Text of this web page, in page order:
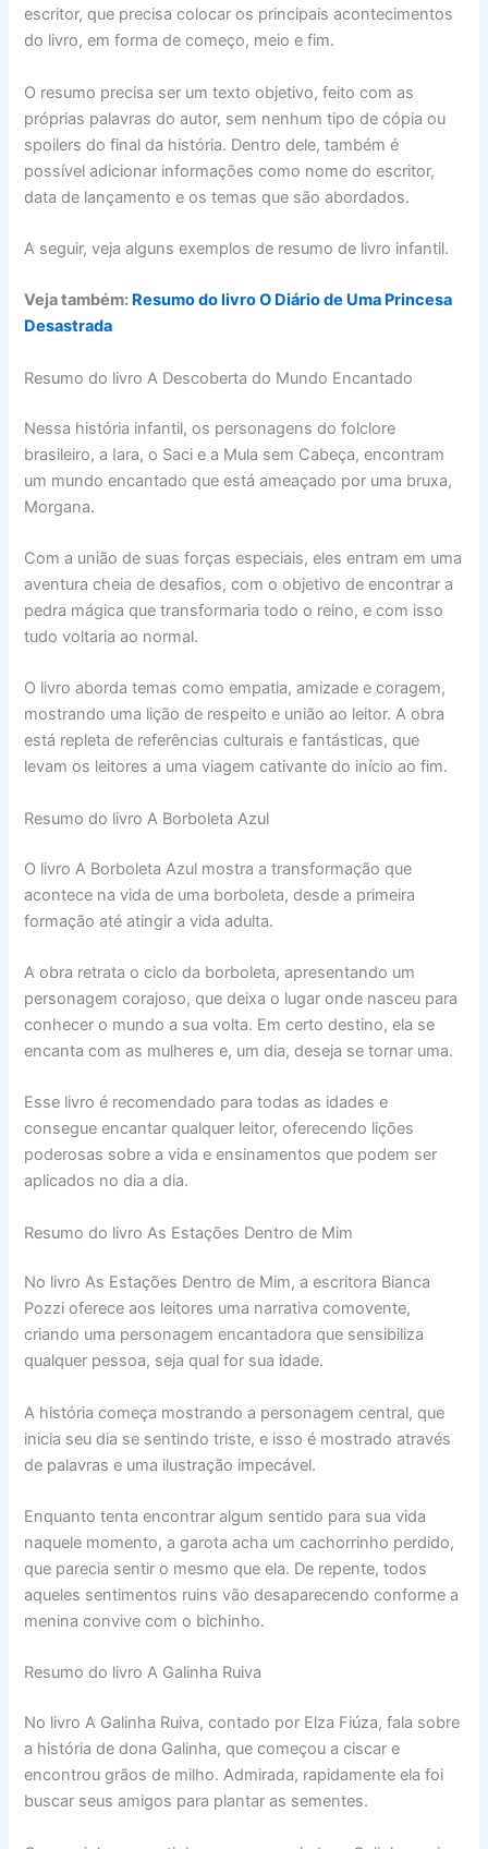
escritor, que precisa colocar os principais acontecimentos
do livro, em forma de começo, meio e fim.
O resumo precisa ser um texto objetivo, feito com as
próprias palavras do autor, sem nenhum tipo de cópia ou
spoilers do final da história. Dentro dele, também é
possível adicionar informações como nome do escritor,
data de lançamento e os temas que são abordados.
A seguir, veja alguns exemplos de resumo de livro infantil.
Veja também: Resumo do livro O Diário de Uma Princesa
Desastrada
Resumo do livro A Descoberta do Mundo Encantado
Nessa história infantil, os personagens do folclore
brasileiro, a Iara, o Saci e a Mula sem Cabeça, encontram
um mundo encantado que está ameaçado por uma bruxa,
Morgana.
Com a união de suas forças especiais, eles entram em uma
aventura cheia de desafios, com o objetivo de encontrar a
pedra mágica que transformaria todo o reino, e com isso
tudo voltaria ao normal.
O livro aborda temas como empatia, amizade e coragem,
mostrando uma lição de respeito e união ao leitor. A obra
está repleta de referências culturais e fantásticas, que
levam os leitores a uma viagem cativante do início ao fim.
Resumo do livro A Borboleta Azul
O livro A Borboleta Azul mostra a transformação que
acontece na vida de uma borboleta, desde a primeira
formação até atingir a vida adulta.
A obra retrata o ciclo da borboleta, apresentando um
personagem corajoso, que deixa o lugar onde nasceu para
conhecer o mundo a sua volta. Em certo destino, ela se
encanta com as mulheres e, um dia, deseja se tornar uma.
Esse livro é recomendado para todas as idades e
consegue encantar qualquer leitor, oferecendo lições
poderosas sobre a vida e ensinamentos que podem ser
aplicados no dia a dia.
Resumo do livro As Estações Dentro de Mim
No livro As Estações Dentro de Mim, a escritora Bianca
Pozzi oferece aos leitores uma narrativa comovente,
criando uma personagem encantadora que sensibiliza
qualquer pessoa, seja qual for sua idade.
A história começa mostrando a personagem central, que
inicia seu dia se sentindo triste, e isso é mostrado através
de palavras e uma ilustração impecável.
Enquanto tenta encontrar algum sentido para sua vida
naquele momento, a garota acha um cachorrinho perdido,
que parecia sentir o mesmo que ela. De repente, todos
aqueles sentimentos ruins vão desaparecendo conforme a
menina convive com o bichinho.
Resumo do livro A Galinha Ruiva
No livro A Galinha Ruiva, contado por Elza Fiúza, fala sobre
a história de dona Galinha, que começou a ciscar e
encontrou grãos de milho. Admirada, rapidamente ela foi
buscar seus amigos para plantar as sementes.